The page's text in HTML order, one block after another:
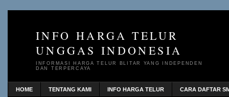
INFO HARGA TELUR
UNGGAS INDONESIA
INFORMASI HARGA TELUR BLITAR YANG INDEPENDEN
DAN TERPERCAYA
HOME TENTANG KAMI INFO HARGA TELUR CARA DAFTAR